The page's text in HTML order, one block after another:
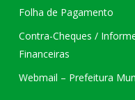
Folha de Pagamento
Contra-Cheques /
Financeiras
Webmail – Prefeitura